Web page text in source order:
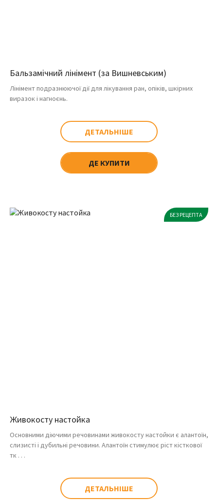
Бальзамічний лінімент (за Вишневським)
Лінімент подразнюючої дії для лікування ран, опіків, шкірних
виразок і нагноєнь.
ДЕТАЛЬНІШЕ
ДЕ КУПИТИ
БЕЗ РЕЦЕПТА
Живокосту настойка
Основними діючими речовинами живокосту настойки є алантоїн,
слизисті і дубильні речовини. Алантоїн стимулює ріст кісткової
тк . . .
ДЕТАЛЬНІШЕ